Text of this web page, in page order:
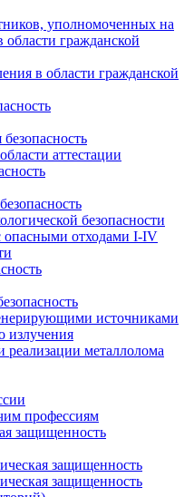
уполномоченных на
области гражданской
в области гражданской
аттестации
безопасности
опасными отходами I-IV
источниками
излучения
реализации металлолома
профессиям
защищенность
защищенность
защищенность